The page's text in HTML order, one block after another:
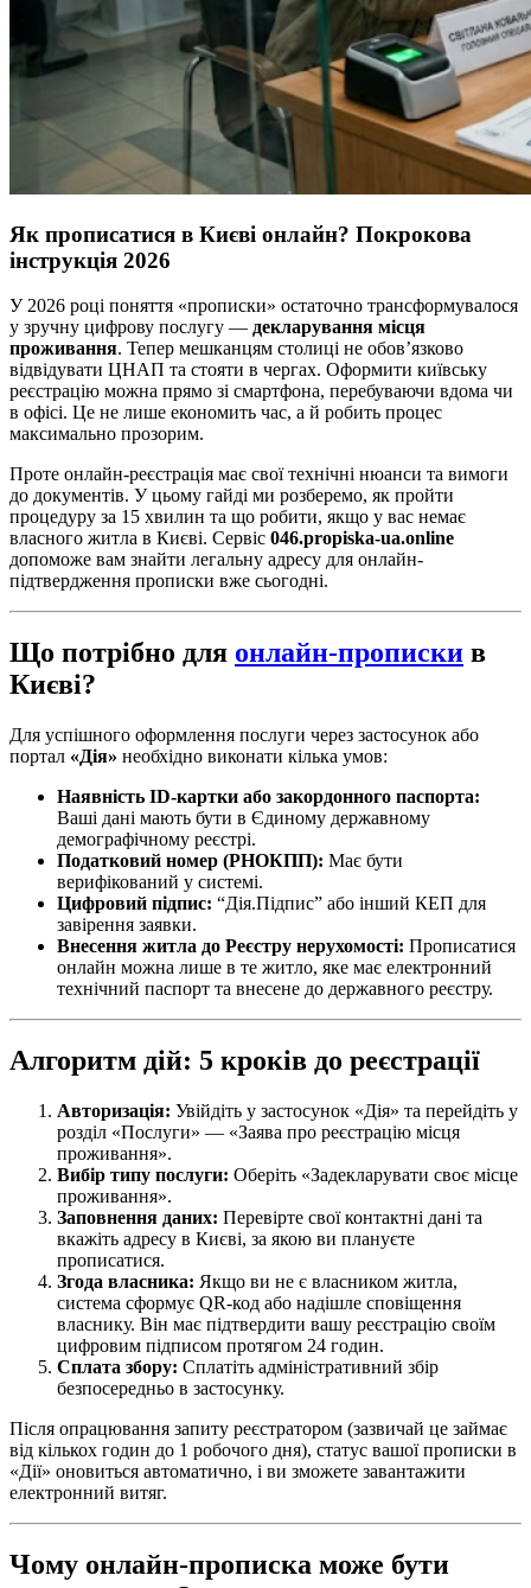
Як прописатися в Києві онлайн? Покрокова
інструкція 2026
У 2026 році поняття «прописки» остаточно трансформувалося
у зручну цифрову послугу — декларування місця
проживання. Тепер мешканцям столиці не обов’язково
відвідувати ЦНАП та стояти в чергах. Оформити київську
реєстрацію можна прямо зі смартфона, перебуваючи вдома чи
в офісі. Це не лише економить час, а й робить процес
максимально прозорим.
Проте онлайн-реєстрація має свої технічні нюанси та вимоги
до документів. У цьому гайді ми розберемо, як пройти
процедуру за 15 хвилин та що робити, якщо у вас немає
власного житла в Києві. Сервіс 046.propiska-ua.online
допоможе вам знайти легальну адресу для онлайн-
підтвердження прописки вже сьогодні.
Що потрібно для онлайн-прописки в
Києві?
Для успішного оформлення послуги через застосунок або
портал «Дія» необхідно виконати кілька умов:
Наявність ID-картки або закордонного паспорта:
Ваші дані мають бути в Єдиному державному
демографічному реєстрі.
Податковий номер (РНОКПП): Має бути
верифікований у системі.
Цифровий підпис: “Дія.Підпис” або інший КЕП для
завірення заявки.
Внесення житла до Реєстру нерухомості: Прописатися
онлайн можна лише в те житло, яке має електронний
технічний паспорт та внесене до державного реєстру.
Алгоритм дій: 5 кроків до реєстрації
Авторизація: Увійдіть у застосунок «Дія» та перейдіть у
розділ «Послуги» — «Заява про реєстрацію місця
проживання».
Вибір типу послуги: Оберіть «Задекларувати своє місце
проживання».
Заповнення даних: Перевірте свої контактні дані та
вкажіть адресу в Києві, за якою ви плануєте
прописатися.
Згода власника: Якщо ви не є власником житла,
система сформує QR-код або надішле сповіщення
власнику. Він має підтвердити вашу реєстрацію своїм
цифровим підписом протягом 24 годин.
Сплата збору: Сплатіть адміністративний збір
безпосередньо в застосунку.
Після опрацювання запиту реєстратором (зазвичай це займає
від кількох годин до 1 робочого дня), статус вашої прописки в
«Дії» оновиться автоматично, і ви зможете завантажити
електронний витяг.
Чому онлайн-прописка може бути